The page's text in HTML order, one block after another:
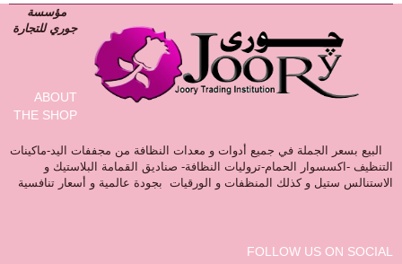
مؤسسة
جوري للتجارة
ABOUT
THE SHOP
البيع بسعر الجملة في جميع أدوات و معدات النظافة من مجففات اليد-ماكينات
التنظيف -اكسسوار الحمام-تروليات النظافة- صناديق القمامة البلاستيك و
الاستنالس ستيل و كذلك المنظفات و الورقيات بجودة عالمية و أسعار تنافسية
FOLLOW US ON SOCIAL